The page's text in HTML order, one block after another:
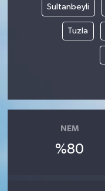
Sultanbeyli
Tuzla
NEM
%80